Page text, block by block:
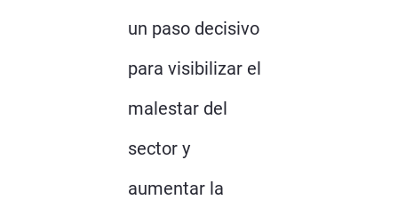
un paso decisivo
para visibilizar el
malestar del
sector y
aumentar la